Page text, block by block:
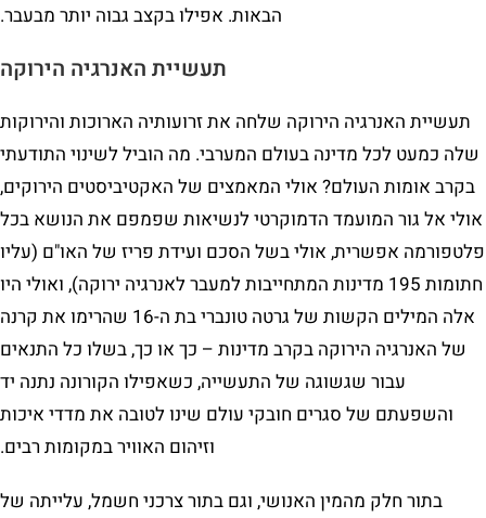
הבאות. אפילו בקצב גבוה יותר מבעבר.
תעשיית האנרגיה הירוקה
תעשיית האנרגיה הירוקה שלחה את זרועותיה הארוכות והירוקות
שלה כמעט לכל מדינה בעולם המערבי. מה הוביל לשינוי התודעתי
בקרב אומות העולם? אולי המאמצים של האקטיביסטים הירוקים,
אולי אל גור המועמד הדמוקרטי לנשיאות שפמפם את הנושא בכל
פלטפורמה אפשרית, אולי בשל הסכם ועידת פריז של האו"ם (עליו
חתומות 195 מדינות המתחייבות למעבר לאנרגיה ירוקה), ואולי היו
אלה המילים הקשות של גרטה טונברי בת ה-16 שהרימו את קרנה
של האנרגיה הירוקה בקרב מדינות – כך או כך, בשלו כל התנאים
עבור שגשוגה של התעשייה, כשאפילו הקורונה נתנה יד
והשפעתם של סגרים חובקי עולם שינו לטובה את מדדי איכות
וזיהום האוויר במקומות רבים.
בתור חלק מהמין האנושי, וגם בתור צרכני חשמל, עלייתה של